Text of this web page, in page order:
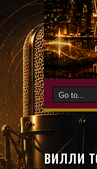
вилли